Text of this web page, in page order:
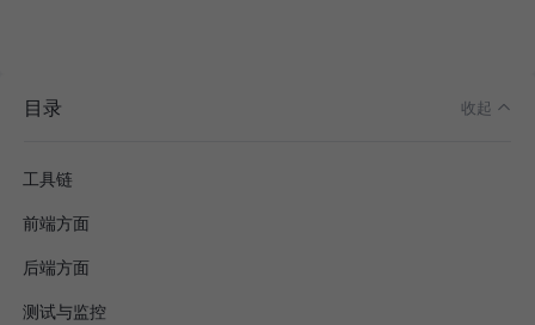
目录 收起
工具链
前端方面
后端方面
测试与监控